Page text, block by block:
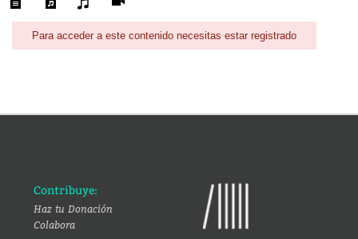
Para acceder a este contenido necesitas estar registrado
Contribuye:
Haz tu Donación
Colabora